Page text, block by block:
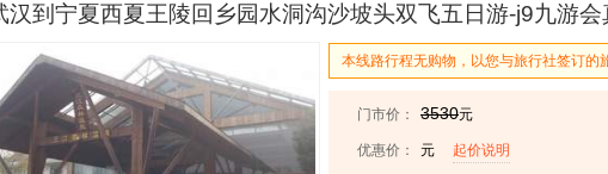
汉到宁夏西夏王陵回乡园水洞沟沙坡头双飞五日游-j9九游会
本线路行程无购物，以您与旅行社签订的
门市价： 3530元
优惠价： 元 起价说明